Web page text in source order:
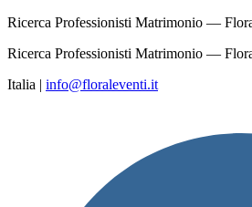
Ricerca Professionisti Matrimonio —
Ricerca Professionisti Matrimonio —
Italia | info@floraleventi.it